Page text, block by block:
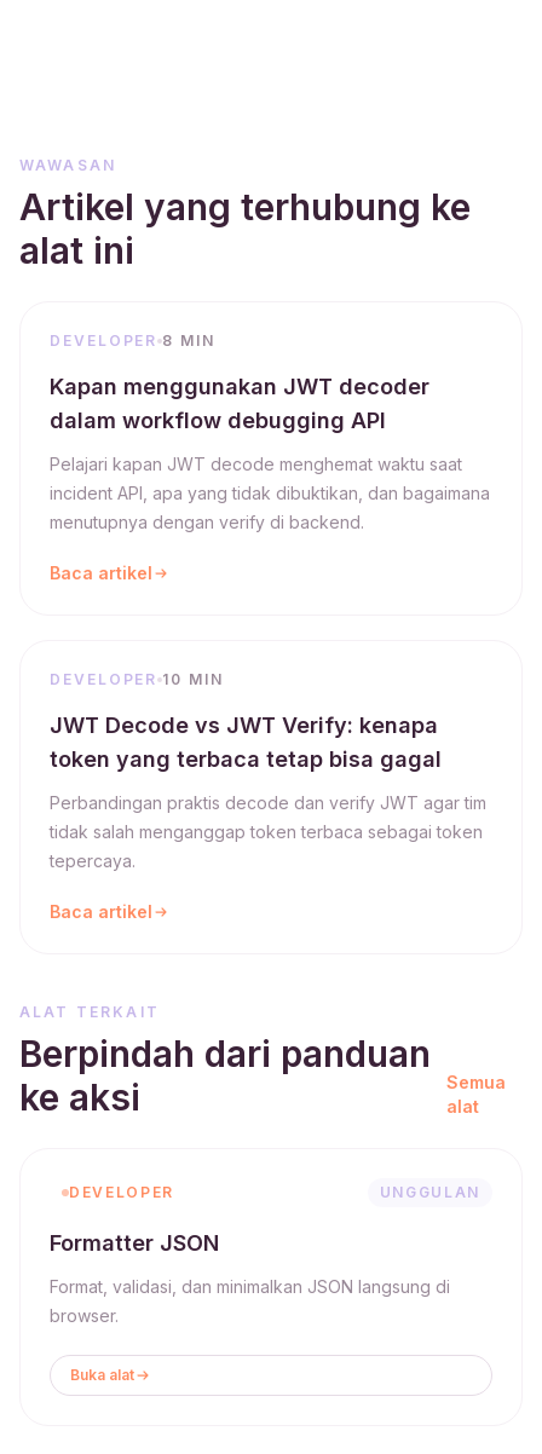
WAWASAN
Artikel yang terhubung ke
alat ini
DEVELOPER 8 MIN
Kapan menggunakan JWT decoder
dalam workflow debugging API
Pelajari kapan JWT decode menghemat waktu saat
incident API, apa yang tidak dibuktikan, dan bagaimana
menutupnya dengan verify di backend.
Baca artikel
DEVELOPER 10 MIN
JWT Decode vs JWT Verify: kenapa
token yang terbaca tetap bisa gagal
Perbandingan praktis decode dan verify JWT agar tim
tidak salah menganggap token terbaca sebagai token
tepercaya.
Baca artikel
ALAT TERKAIT
Berpindah dari panduan
ke aksi
Semua
alat
DEVELOPER UNGGULAN
Formatter JSON
Format, validasi, dan minimalkan JSON langsung di
browser.
Buka alat